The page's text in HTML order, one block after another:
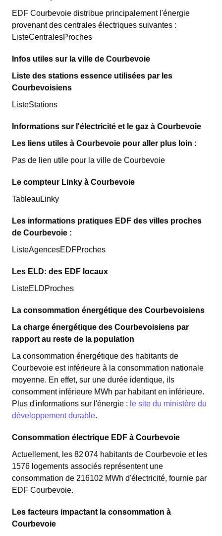
EDF Courbevoie distribue principalement l'énergie
provenant des centrales électriques suivantes :
ListeCentralesProches
Infos utiles sur la ville de Courbevoie
Liste des stations essence utilisées par les
Courbevoisiens
ListeStations
Informations sur l'électricité et le gaz à Courbevoie
Les liens utiles à Courbevoie pour aller plus loin :
Pas de lien utile pour la ville de Courbevoie
Le compteur Linky à Courbevoie
TableauLinky
Les informations pratiques EDF des villes proches
de Courbevoie :
ListeAgencesEDFProches
Les ELD: des EDF locaux
ListeELDProches
La consommation énergétique des Courbevoisiens
La charge énergétique des Courbevoisiens par
rapport au reste de la population
La consommation énergétique des habitants de
Courbevoie est inférieure à la consommation nationale
moyenne. En effet, sur une durée identique, ils
consomment inférieure MWh par habitant en inférieure.
Plus d'informations sur l'énergie : le site du ministère du
développement durable.
Consommation électrique EDF à Courbevoie
Actuellement, les 82 074 habitants de Courbevoie et les
1576 logements associés représentent une
consommation de 216102 MWh d'électricité, fournie par
EDF Courbevoie.
Les facteurs impactant la consommation à
Courbevoie